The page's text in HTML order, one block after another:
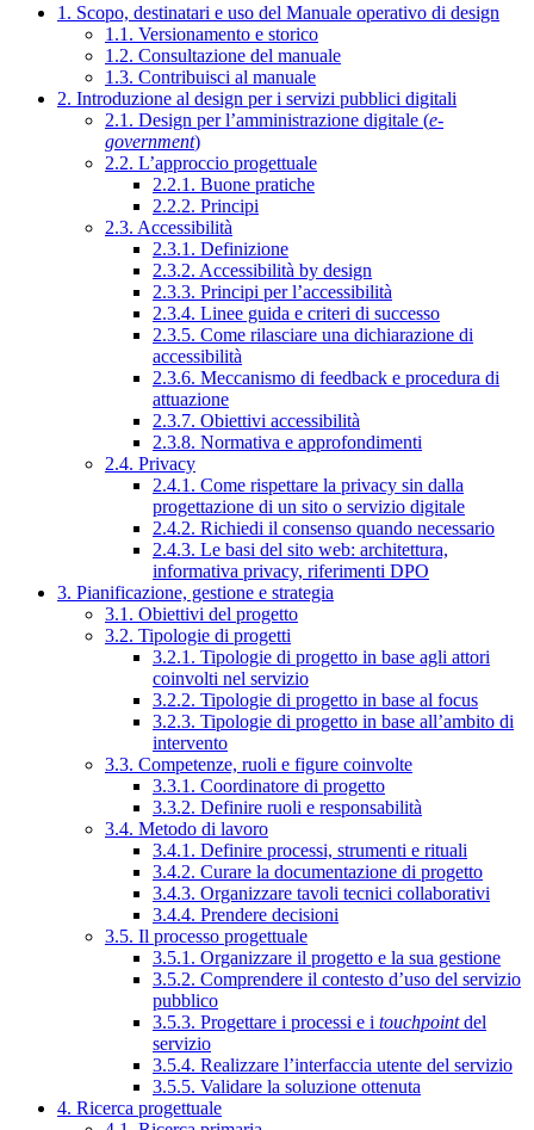
1. Scopo, destinatari e uso del Manuale operativo di design
1.1. Versionamento e storico
1.2. Consultazione del manuale
1.3. Contribuisci al manuale
2. Introduzione al design per i servizi pubblici digitali
2.1. Design per l’amministrazione digitale (e-
government)
2.2. L’approccio progettuale
2.2.1. Buone pratiche
2.2.2. Principi
2.3. Accessibilità
2.3.1. Definizione
2.3.2. Accessibilità by design
2.3.3. Principi per l’accessibilità
2.3.4. Linee guida e criteri di successo
2.3.5. Come rilasciare una dichiarazione di
accessibilità
2.3.6. Meccanismo di feedback e procedura di
attuazione
2.3.7. Obiettivi accessibilità
2.3.8. Normativa e approfondimenti
2.4. Privacy
2.4.1. Come rispettare la privacy sin dalla
progettazione di un sito o servizio digitale
2.4.2. Richiedi il consenso quando necessario
2.4.3. Le basi del sito web: architettura,
informativa privacy, riferimenti DPO
3. Pianificazione, gestione e strategia
3.1. Obiettivi del progetto
3.2. Tipologie di progetti
3.2.1. Tipologie di progetto in base agli attori
coinvolti nel servizio
3.2.2. Tipologie di progetto in base al focus
3.2.3. Tipologie di progetto in base all’ambito di
intervento
3.3. Competenze, ruoli e figure coinvolte
3.3.1. Coordinatore di progetto
3.3.2. Definire ruoli e responsabilità
3.4. Metodo di lavoro
3.4.1. Definire processi, strumenti e rituali
3.4.2. Curare la documentazione di progetto
3.4.3. Organizzare tavoli tecnici collaborativi
3.4.4. Prendere decisioni
3.5. Il processo progettuale
3.5.1. Organizzare il progetto e la sua gestione
3.5.2. Comprendere il contesto d’uso del servizio
pubblico
3.5.3. Progettare i processi e i touchpointdel
servizio
3.5.4. Realizzare l’interfaccia utente del servizio
3.5.5. Validare la soluzione ottenuta
4. Ricerca progettuale